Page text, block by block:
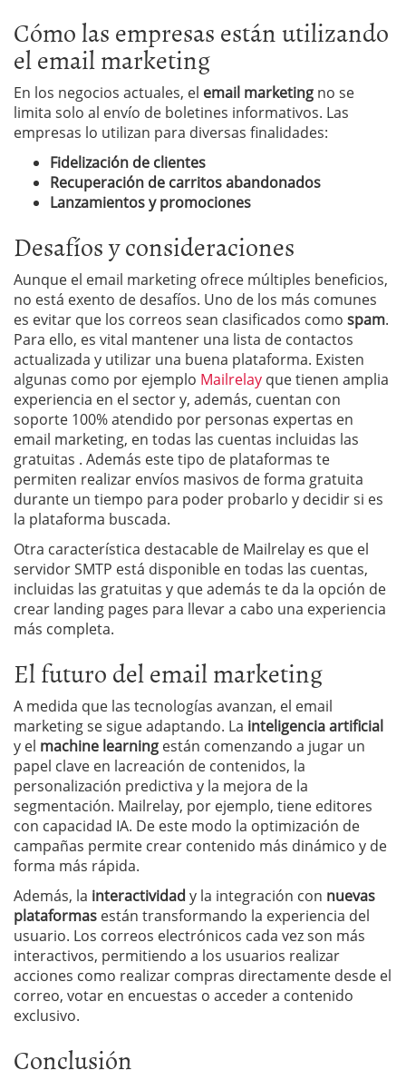
Cómo las empresas están utilizando
el email marketing
En los negocios actuales, el email marketing no se
limita solo al envío de boletines informativos. Las
empresas lo utilizan para diversas finalidades:
Fidelización de clientes
Recuperación de carritos abandonados
Lanzamientos y promociones
Desafíos y consideraciones
Aunque el email marketing ofrece múltiples beneficios,
no está exento de desafíos. Uno de los más comunes
es evitar que los correos sean clasificados como spam.
Para ello, es vital mantener una lista de contactos
actualizada y utilizar una buena plataforma. Existen
algunas como por ejemplo Mailrelay que tienen amplia
experiencia en el sector y, además, cuentan con
soporte 100% atendido por personas expertas en
email marketing, en todas las cuentas incluidas las
gratuitas . Además este tipo de plataformas te
permiten realizar envíos masivos de forma gratuita
durante un tiempo para poder probarlo y decidir si es
la plataforma buscada.
Otra característica destacable de Mailrelay es que el
servidor SMTP está disponible en todas las cuentas,
incluidas las gratuitas y que además te da la opción de
crear landing pages para llevar a cabo una experiencia
más completa.
El futuro del email marketing
A medida que las tecnologías avanzan, el email
marketing se sigue adaptando. La inteligencia artificial
y el machine learning están comenzando a jugar un
papel clave en lacreación de contenidos, la
personalización predictiva y la mejora de la
segmentación. Mailrelay, por ejemplo, tiene editores
con capacidad IA. De este modo la optimización de
campañas permite crear contenido más dinámico y de
forma más rápida.
Además, la interactividad y la integración con nuevas
plataformas están transformando la experiencia del
usuario. Los correos electrónicos cada vez son más
interactivos, permitiendo a los usuarios realizar
acciones como realizar compras directamente desde el
correo, votar en encuestas o acceder a contenido
exclusivo.
Conclusión